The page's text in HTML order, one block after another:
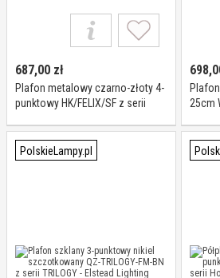
687,00 zł
Plafon metalowy czarno-złoty 4-
punktowy HK/FELIX/SF z serii
25cm
PolskieLampy.pl